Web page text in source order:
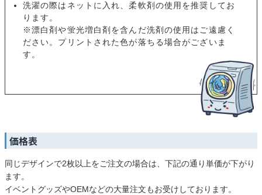
洗濯の際はネットに入れ、柔軟剤の使用を推奨してお
ります。
※漂白剤や蛍光増白剤を含んだ洗剤の使用はご遠慮く
ださい。プリントされた色が落ちる場合がございま
す。
価格表
同じデザインで2枚以上をご注文の場合は、下記の通り単価が下がり
ます。
イベントグッズやOEMなどの大量注文もお受けしております。